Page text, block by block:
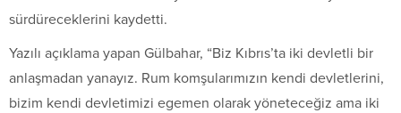
sürdüreceklerini kaydetti.
Yazılı açıklama yapan Gülbahar, “Biz Kıbrıs’ta iki devletli bir
anlaşmadan yanayız. Rum komşularımızın kendi devletlerini,
bizim kendi devletimizi egemen olarak yöneteceğiz ama iki